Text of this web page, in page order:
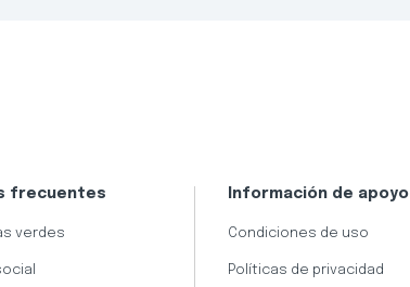
frecuentes
verdes
Información de apoyo
Condiciones de uso
Políticas de privacidad